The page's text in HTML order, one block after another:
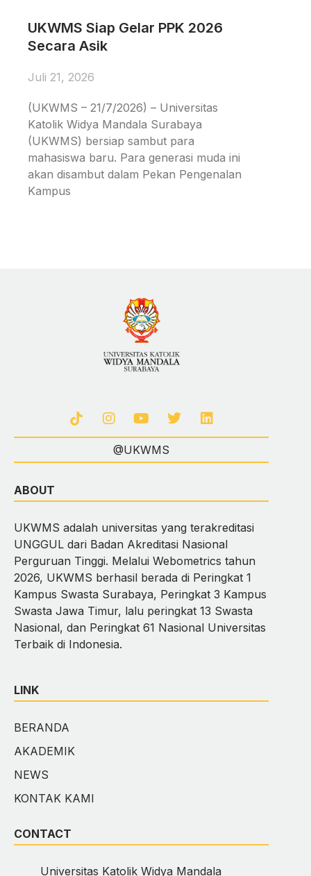
UKWMS Siap Gelar PPK 2026
Secara Asik
Juli 21, 2026
(UKWMS – 21/7/2026) – Universitas
Katolik Widya Mandala Surabaya
(UKWMS) bersiap sambut para
mahasiswa baru. Para generasi muda ini
akan disambut dalam Pekan Pengenalan
Kampus
@UKWMS
ABOUT
UKWMS adalah universitas yang terakreditasi
UNGGUL dari Badan Akreditasi Nasional
Perguruan Tinggi. Melalui Webometrics tahun
2026, UKWMS berhasil berada di Peringkat 1
Kampus Swasta Surabaya, Peringkat 3 Kampus
Swasta Jawa Timur, lalu peringkat 13 Swasta
Nasional, dan Peringkat 61 Nasional Universitas
Terbaik di Indonesia.
LINK
BERANDA
AKADEMIK
NEWS
KONTAK KAMI
CONTACT
Universitas Katolik Widya Mandala